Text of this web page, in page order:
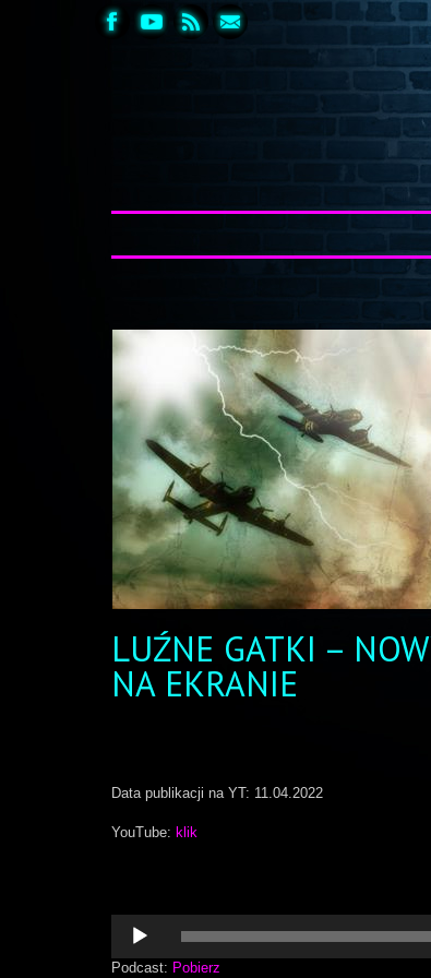
LUŹNE GATKI –
NA EKRANIE
Data publikacji na YT: 11.04.2022
YouTube: klik
Odtwarzacz
plików
dźwiękowych
Podcast: Pobierz